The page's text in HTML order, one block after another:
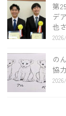
第
デ
也
の
協